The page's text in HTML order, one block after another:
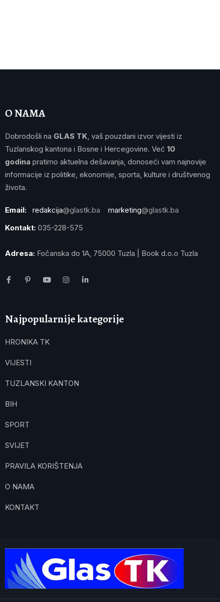
O NAMA
Dobrodošli na GLAS TK , vaš pouzdani izvor vijesti iz
Tuzlanskog kantona i Bosne i Hercegovine. Već 10
godina pratimo aktuelna dešavanja, donoseći vam najnovije
informacije iz politike, ekonomije, sporta, kulture i društvenog
života.
Email: redakcija@glastk.ba marketing@glastk.ba
Kontakt: 035-228-575
Adresa: Fočanska do 1A, 75000 Tuzla | Book d.o.o Tuzla
Najpopularnije kategorije
HRONIKA TK
VIJESTI
TUZLANSKI KANTON
BIH
SPORT
SVIJET
PRAVILA KORIŠTENJA
O NAMA
KONTAKT